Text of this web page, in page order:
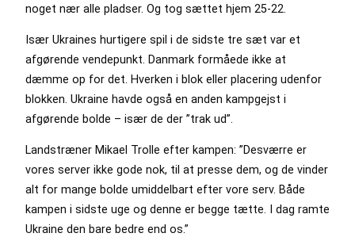
noget nær alle pladser. Og tog sættet hjem 25-22.
Især Ukraines hurtigere spil i de sidste tre sæt var et
afgørende vendepunkt. Danmark formåede ikke at
dæmme op for det. Hverken i blok eller placering udenfor
blokken. Ukraine havde også en anden kampgejst i
afgørende bolde – især de der ”trak ud”.
Landstræner Mikael Trolle efter kampen: ”Desværre er
vores server ikke gode nok, til at presse dem, og de vinder
alt for mange bolde umiddelbart efter vore serv. Både
kampen i sidste uge og denne er begge tætte. I dag ramte
Ukraine den bare bedre end os.”